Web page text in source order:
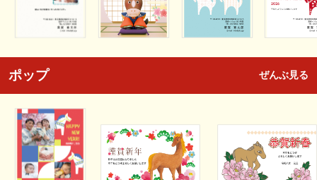
ポップ ぜんぶ見る